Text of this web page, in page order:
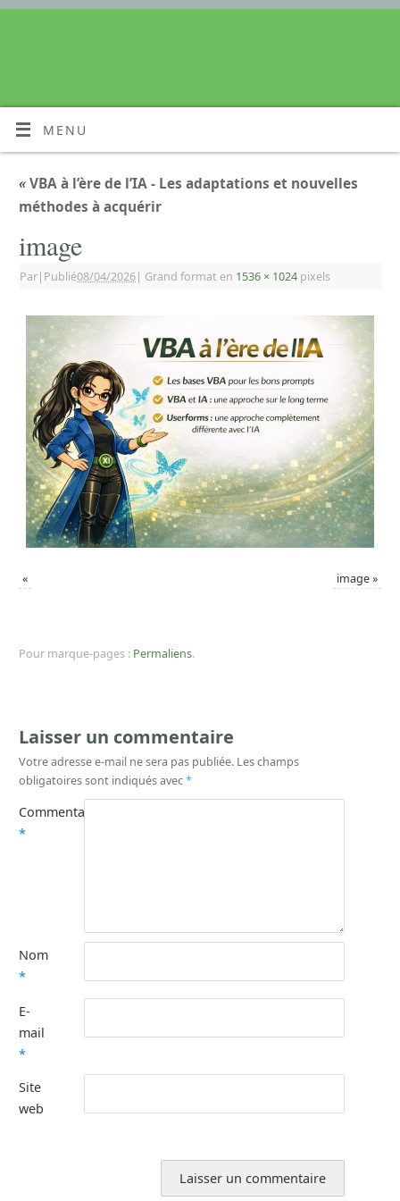
MENU
«VBA à l’ère de l’IA - Les adaptations et nouvelles
méthodes à acquérir
image
Par| Publié08/04/2026| Grand format en 1536 × 1024 pixels
« image»
Pour marque-pages : Permaliens.
Laisser un commentaire
Votre adresse e-mail ne sera pas publiée. Les champs
obligatoires sont indiqués avec*
Commentaire
*
Nom
*
E-
mail
*
Site
web